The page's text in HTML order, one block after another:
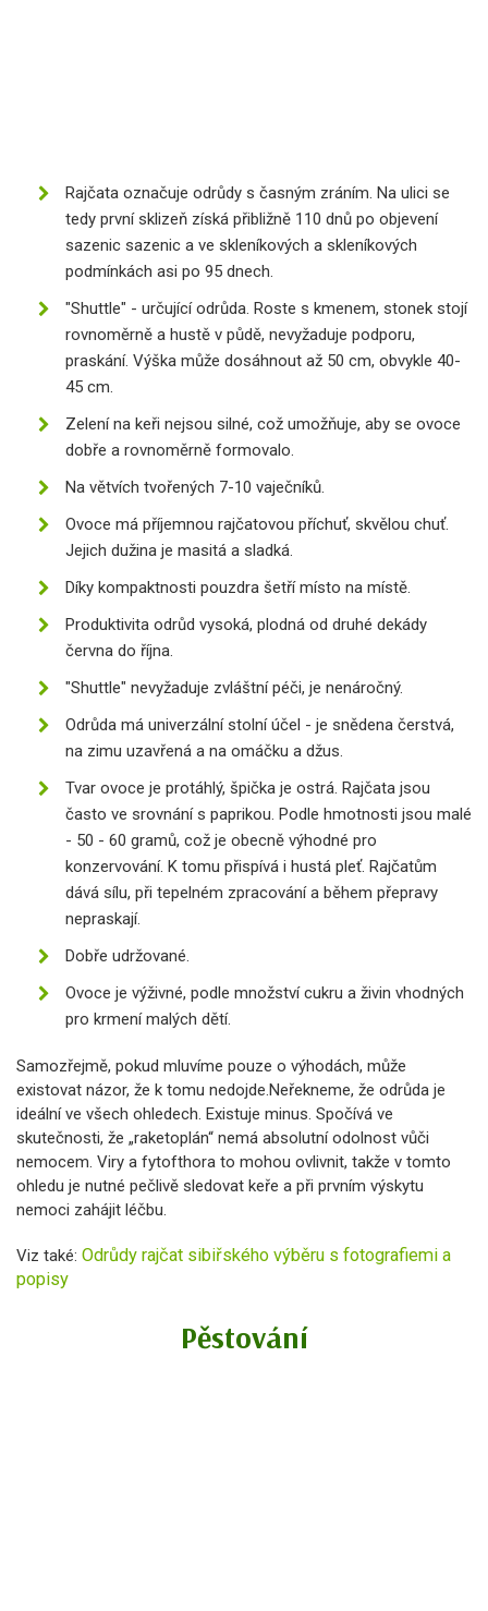
Rajčata označuje odrůdy s časným zráním. Na ulici se
tedy první sklizeň získá přibližně 110 dnů po objevení
sazenic sazenic a ve skleníkových a skleníkových
podmínkách asi po 95 dnech.
"Shuttle" - určující odrůda. Roste s kmenem, stonek stojí
rovnoměrně a hustě v půdě, nevyžaduje podporu,
praskání. Výška může dosáhnout až 50 cm, obvykle 40-
45 cm.
Zelení na keři nejsou silné, což umožňuje, aby se ovoce
dobře a rovnoměrně formovalo.
Na větvích tvořených 7-10 vaječníků.
Ovoce má příjemnou rajčatovou příchuť, skvělou chuť.
Jejich dužina je masitá a sladká.
Díky kompaktnosti pouzdra šetří místo na místě.
Produktivita odrůd vysoká, plodná od druhé dekády
června do října.
"Shuttle" nevyžaduje zvláštní péči, je nenáročný.
Odrůda má univerzální stolní účel - je snědena čerstvá,
na zimu uzavřená a na omáčku a džus.
Tvar ovoce je protáhlý, špička je ostrá. Rajčata jsou
často ve srovnání s paprikou. Podle hmotnosti jsou malé
- 50 - 60 gramů, což je obecně výhodné pro
konzervování. K tomu přispívá i hustá pleť. Rajčatům
dává sílu, při tepelném zpracování a během přepravy
nepraskají.
Dobře udržované.
Ovoce je výživné, podle množství cukru a živin vhodných
pro krmení malých dětí.
Samozřejmě, pokud mluvíme pouze o výhodách, může
existovat názor, že k tomu nedojde.Neřekneme, že odrůda je
ideální ve všech ohledech. Existuje minus. Spočívá ve
skutečnosti, že „raketoplán“ nemá absolutní odolnost vůči
nemocem. Viry a fytofthora to mohou ovlivnit, takže v tomto
ohledu je nutné pečlivě sledovat keře a při prvním výskytu
nemoci zahájit léčbu.
Viz také: Odrůdy rajčat sibiřského výběru s fotografiemi a
popisy
Pěstování